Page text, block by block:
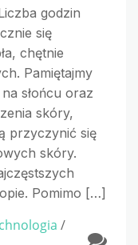
godzin
się
chętnie
Pamiętajmy
słońcu oraz
skóry,
przyczynić się
skóry.
Pomimo […]
/